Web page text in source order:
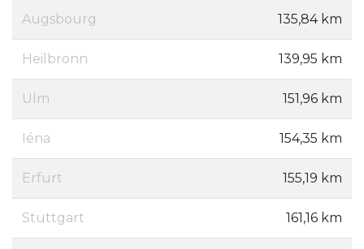
Augsbourg 135,84 km
Heilbronn 139,95 km
Ulm 151,96 km
Iéna 154,35 km
Erfurt 155,19 km
Stuttgart 161,16 km